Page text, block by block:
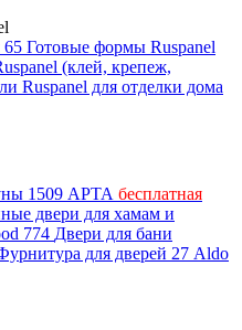
65 Готовые формы Ruspanel
(клей, крепеж,
Ruspanel для отделки дома
1509 АРТА бесплатная
двери для хамам и
774 Двери для бани
для дверей 27 Aldo